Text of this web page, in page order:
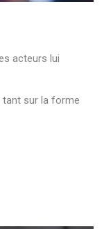
acteurs lui
tant sur la forme